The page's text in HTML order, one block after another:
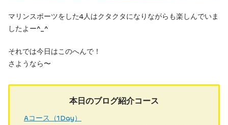
マリンスポーツをした4人はクタクタになりながらも楽しんでいま
したよー^_^
それでは今日はこのへんで！
さようなら〜
本日のブログ紹介コース
Aコース（1Day）